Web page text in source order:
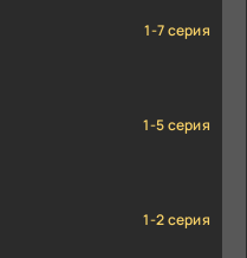
1-7 серия
1-5 серия
1-2 серия